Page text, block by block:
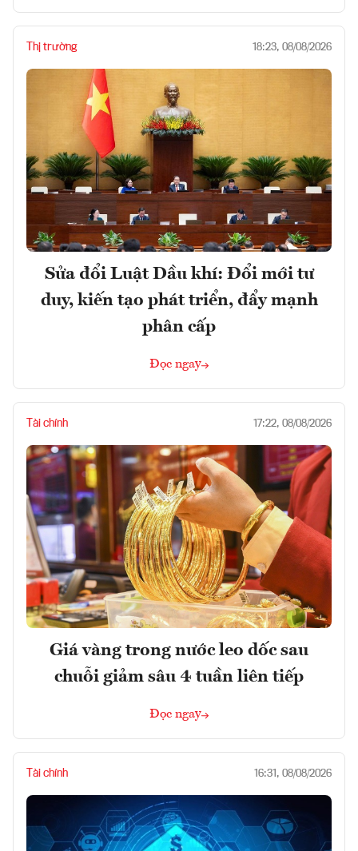
Thị trường 18:23, 08/08/2026
Sửa đổi Luật Dầu khí: Đổi mới tư
duy, kiến tạo phát triển, đẩy mạnh
phân cấp
Đọc ngay
Tài chính 17:22, 08/08/2026
Giá vàng trong nước leo dốc sau
chuỗi giảm sâu 4 tuần liên tiếp
Đọc ngay
Tài chính 16:31, 08/08/2026